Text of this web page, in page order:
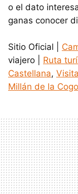
o el dato
ganas conocer
Sitio Oficial |
viajero | Ruta
Castellana,
Millán de la